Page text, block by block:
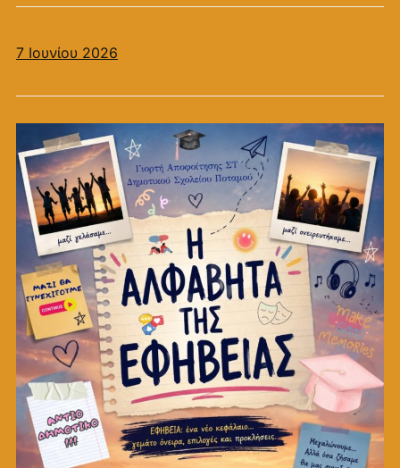
7 Ιουνίου 2026